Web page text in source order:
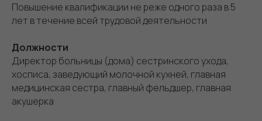
Повышение квалификации не реже одного раза в 5
лет в течение всей трудовой деятельности
Должности
Директор больницы (дома) сестринского ухода,
хосписа, заведующий молочной кухней, главная
медицинская сестра, главный фельдшер, главная
акушерка